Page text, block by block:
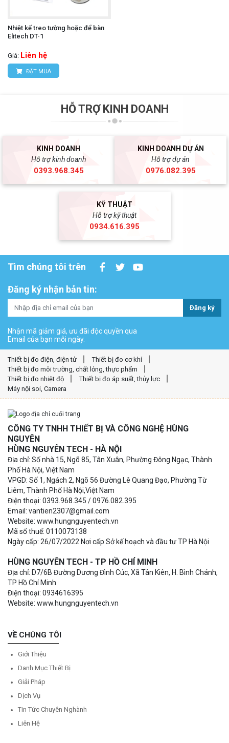
Nhiệt kế treo tường hoặc để bàn
Elitech DT-1
Giá: Liên hệ
ĐẶT MUA
HỖ TRỢ KINH DOANH
KINH DOANH
Hỗ trợ kinh doanh
0393.968.345
KINH DOANH DỰ ÁN
Hỗ trợ dự án
0976.082.395
KỸ THUẬT
Hỗ trợ kỹ thuật
0934.616.395
Tìm chúng tôi trên
Đăng ký nhận bản tin:
Đăng ký
Nhận mã giảm giá, ưu đãi độc quyền qua
Email của bạn mỗi ngày.
Thiết bị đo điện, điện tử
Thiết bị đo cơ khí
Thiết bị đo môi trường, chất lỏng, thực phẩm
Thiết bị đo nhiệt độ
Thiết bị đo áp suất, thủy lực
Máy nội soi, Camera
CÔNG TY TNHH THIẾT BỊ VÀ CÔNG NGHỆ HÙNG
NGUYÊN
HÙNG NGUYÊN TECH - HÀ NỘI
Địa chỉ: Số nhà 15, Ngõ 85, Tân Xuân, Phường Đông Ngạc, Thành
Phố Hà Nội, Việt Nam
VPGD: Số 1, Ngách 2, Ngõ 56 Đường Lê Quang Đạo, Phường Từ
Liêm, Thành Phố Hà Nội,Việt Nam
Điện thoại: 0393.968.345 / 0976.082.395
Email: vantien2307@gmail.com
Website: www.hungnguyentech.vn
Mã số thuế: 0110073138
Ngày cấp: 26/07/2022 Nơi cấp Sở kế hoạch và đầu tư TP Hà Nội
HÙNG NGUYÊN TECH - TP HỒ CHÍ MINH
Địa chỉ: D7/6B Đường Dương Đình Cúc, Xã Tân Kiên, H. Bình Chánh,
TP Hồ Chí Minh
Điện thoại: 0934616395
Website: www.hungnguyentech.vn
VỀ CHÚNG TÔI
Giới Thiệu
Danh Mục Thiết Bị
Giải Pháp
Dịch Vụ
Tin Tức Chuyên Nghành
Liên Hệ